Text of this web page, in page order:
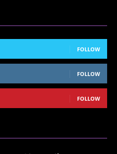
FOLLOW
FOLLOW
FOLLOW